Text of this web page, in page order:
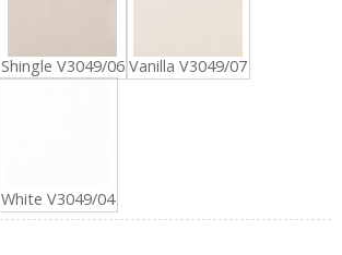
Shingle V3049/06 Vanilla V3049/07
White V3049/04